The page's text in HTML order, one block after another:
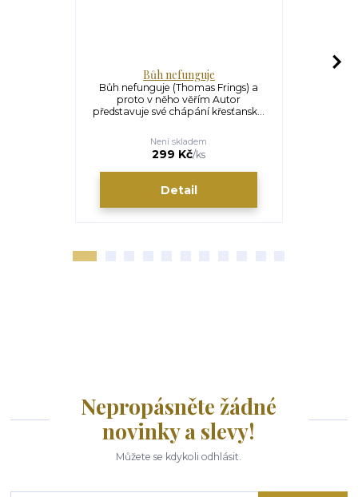
Bůh nefunguje
Bůh nefunguje (Thomas Frings) a
proto v něho věřím Autor
představuje své chápání křesťansk...
299 Kč/ks
Není skladem
Detail
Nepropásněte žádné
novinky a slevy!
Můžete se kdykoli odhlásit.